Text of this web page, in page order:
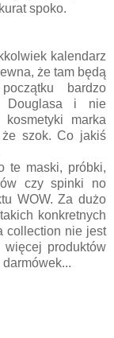
spoko.
kalendarz
że tam będą
bardzo
Douglasa i nie
marka
że szok. Co jakiś
te maski, próbki,
czy spinki no
WOW. Za dużo
konkretnych
collection nie jest
więcej produktów